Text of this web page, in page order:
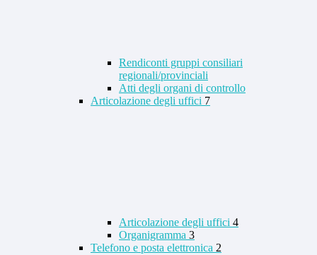
Rendiconti gruppi consiliari
regionali/provinciali
Atti degli organi di controllo
Articolazione degli uffici 7
Articolazione degli uffici 4
Organigramma 3
Telefono e posta elettronica 2